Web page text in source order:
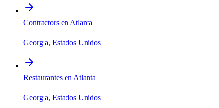
Contractors en Atlanta
Georgia, Estados Unidos
Restaurantes en Atlanta
Georgia, Estados Unidos